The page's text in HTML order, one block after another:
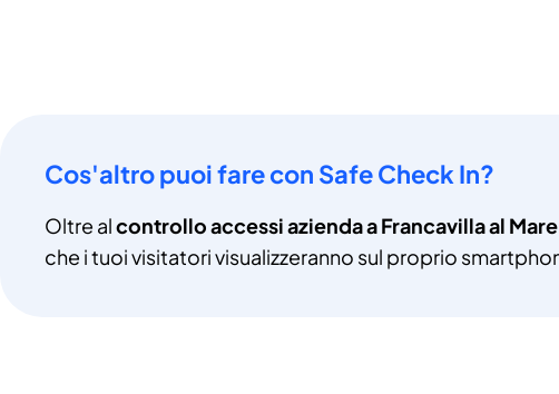
Cos'altro puoi fare con Safe Check In?
Oltre alcontrollo accessi azienda a Francavilla al Mare
che i tuoi visitatori visualizzeranno sul proprio